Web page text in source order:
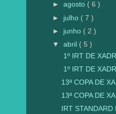
►agosto ( 6 )
► julho ( 7 )
► junho ( 2 )
▼abril ( 5 )
1º IRT DE
1º IRT DE
13ª COPA DE
13ª COPA DE
IRT